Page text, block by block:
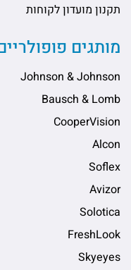
תקנון מועדון לקוחות
מותגים
Johnson & Johnson
Bausch & Lomb
CooperVision
Alcon
Soflex
Avizor
Solotica
FreshLook
Skyeyes